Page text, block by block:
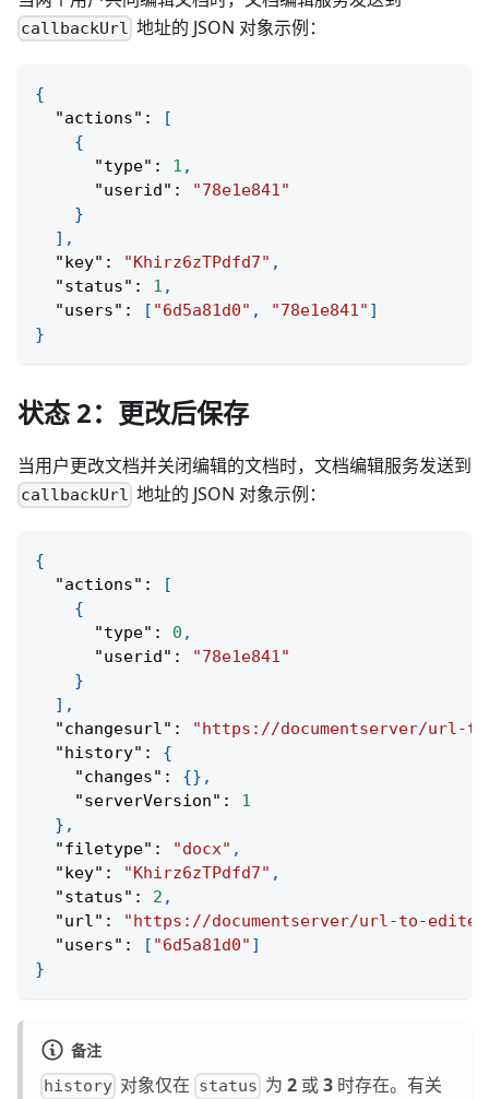
callbackUrl 地址的 JSON 对象示例：
{
"actions" :
[
{
"type" : 1 ,
"userid" :
"78e1e841"
}
] ,
"key" : "Khirz6zTPdfd7" ,
"status" : 1 ,
"users" : [ "6d5a81d0" , "78e1e841" ]
}
状态 2：更改后保存
当用户更改文档并关闭编辑的文档时，文档编辑服务发送到
callbackUrl 地址的 JSON 对象示例：
{
"actions" :
[
{
"type" : 0 ,
"userid" :
"78e1e841"
}
] ,
"changesurl" :
"https://documentserver/url-
"history" :
{
"changes" : {} ,
"serverVersion" :
1
} ,
"filetype" : "docx" ,
"key" : "Khirz6zTPdfd7" ,
"status" : 2 ,
"url" :
"https://documentserver/url-to-edited-
"users" : [ "6d5a81d0" ]
}
备注
history 对象仅在 status 为 2或3时存在。有关